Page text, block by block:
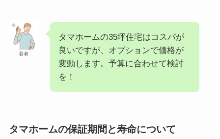
著者
タマホームの35坪住宅はコスパが
良いですが、オプションで価格が
変動します。予算に合わせて検討
を！
タマホームの保証期間と寿命について